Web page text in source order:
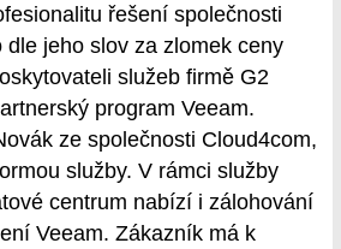
řešení společnosti
dle jeho slov za zlomek ceny
služeb firmě G2
program Veeam.
ze společnosti Cloud4com,
služby. V rámci služby
centrum nabízí i zálohování
Veeam. Zákazník má k